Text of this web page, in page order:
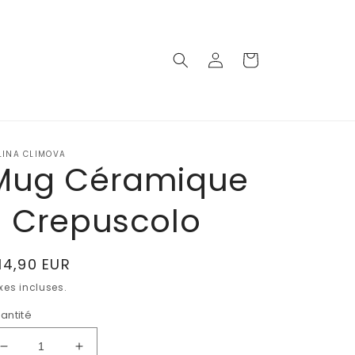
ConnexionPanier
CLIMOVA
Céramique
Crepuscolo
EUR
incluses.